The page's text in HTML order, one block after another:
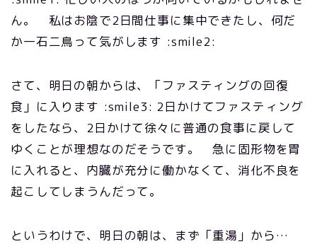
ん。 私はお陰で2日間仕事に集中できたし、何だ
か一石二鳥って気がします :smile2:
さて、明日の朝からは、「ファスティングの回復
食」に入ります :smile3: 2日かけてファスティング
をしたなら、2日かけて徐々に普通の食事に戻して
ゆくことが理想なのだそうです。 急に固形物を胃
に入れると、内臓が充分に働かなくて、消化不良を
起こしてしまうんだって。
というわけで、明日の朝は、まず「重湯」から…